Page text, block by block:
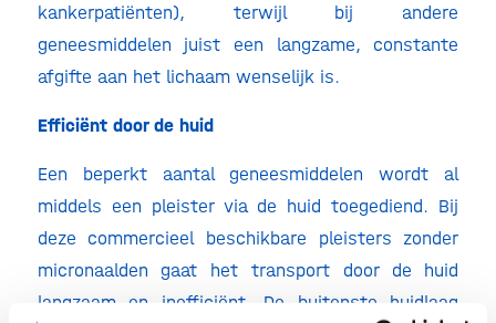
kankerpatiënten), terwijl bij andere
geneesmiddelen juist een langzame, constante
afgifte aan het lichaam wenselijk is.
Efficiënt door de huid
Een beperkt aantal geneesmiddelen wordt al
middels een pleister via de huid toegediend. Bij
deze commercieel beschikbare pleisters zonder
micronaalden gaat het transport door de huid
langzaam en inefficiënt. De buitenste huidlaag